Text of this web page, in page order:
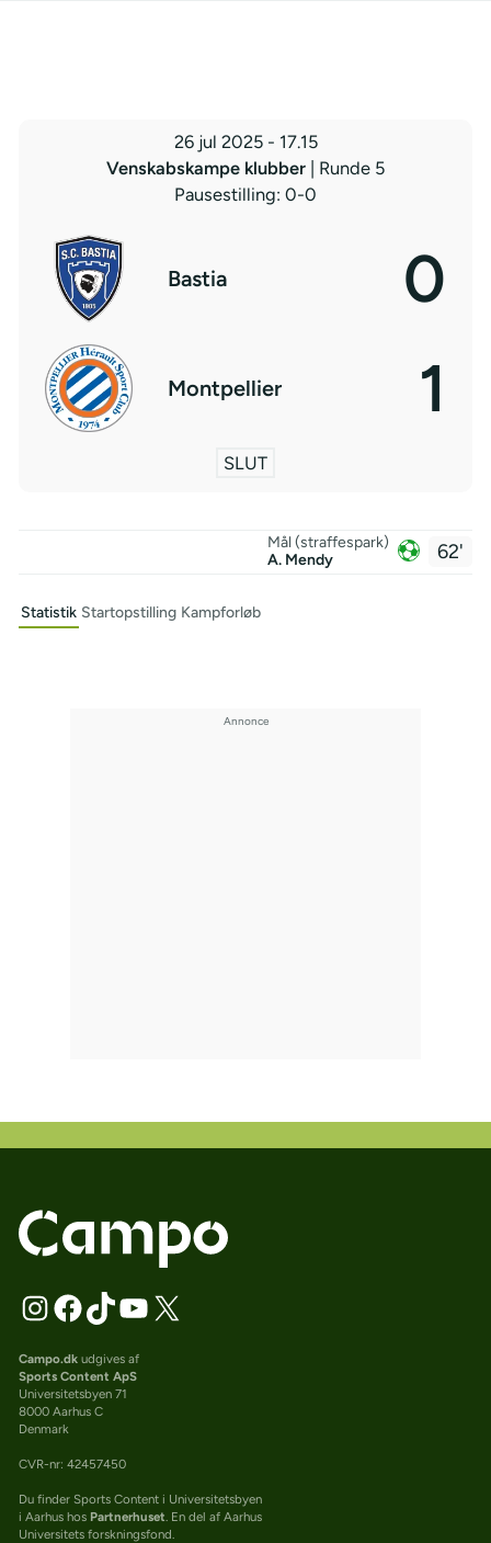
26 jul 2025 - 17.15
Venskabskampe klubber
| Runde 5
Pausestilling: 0-0
Bastia 0
Montpellier 1
SLUT
62'
Mål (straffespark)
A. Mendy
Statistik Startopstilling Kampforløb
Campo.dkudgives af
Sports Content ApS
Universitetsbyen 71
8000 Aarhus C
Denmark
CVR-nr: 42457450
Du finder Sports Content i Universitetsbyen
i Aarhus hos Partnerhuset. En del af Aarhus
Universitets forskningsfond.